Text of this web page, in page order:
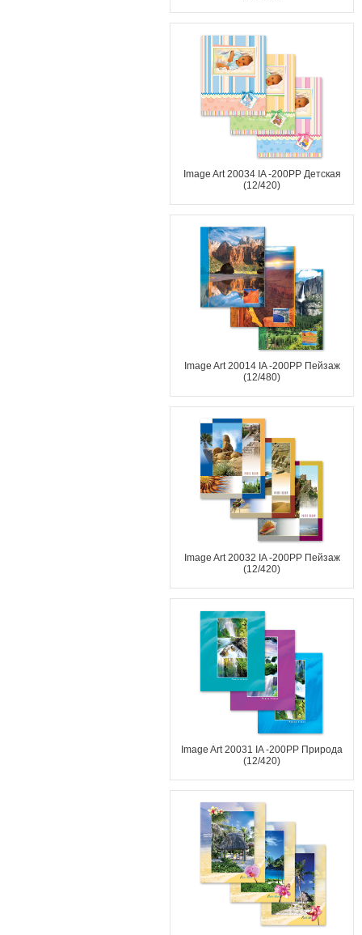
Image Art 20034 IA -200PP Детская
(12/420)
Image Art 20014 IA -200PP Пейзаж
(12/480)
Image Art 20032 IA -200PP Пейзаж
(12/420)
Image Art 20031 IA -200PP Природа
(12/420)